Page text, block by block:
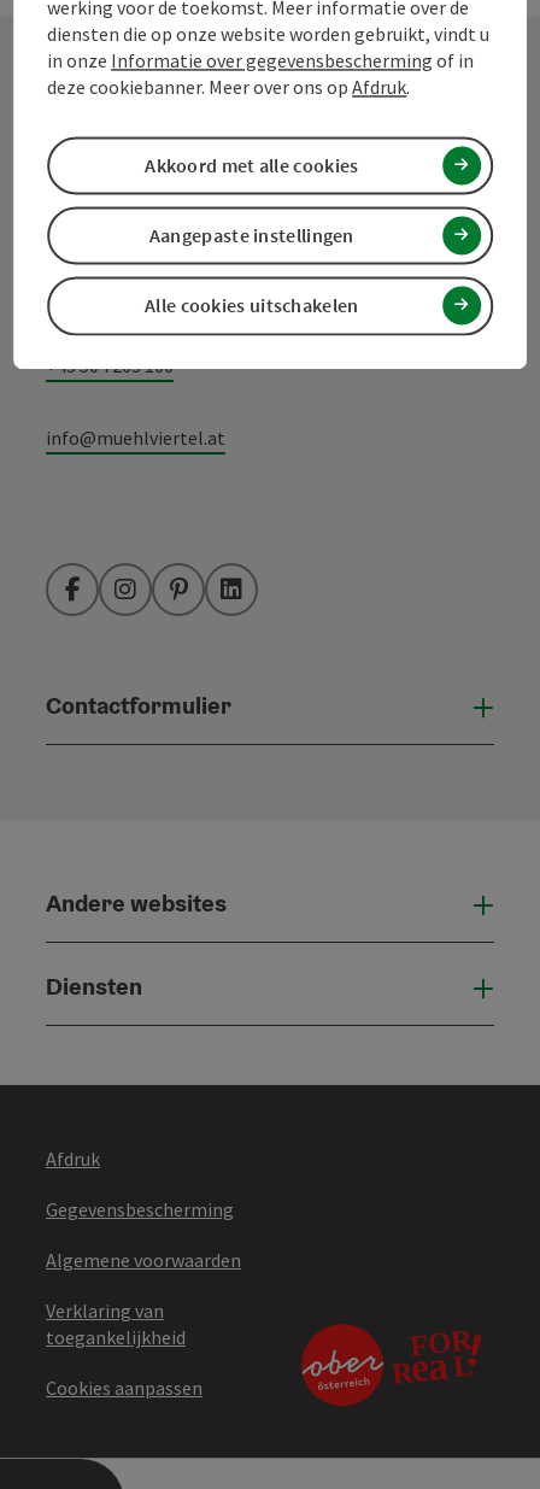
Toerismevereniging Mühlviertel
Hauptplatz 19
4190 Bad Leonfelden
+43 50 7263 100
info@muehlviertel.at
FacebookInstagramPinterestLinkedIn
Contactformulier
Andere websites
Diensten
Afdruk
Gegevensbescherming
Algemene voorwaarden
Verklaring van
toegankelijkheid
Cookies aanpassen
werking voor de toekomst. Meer informatie over de
diensten die op onze website worden gebruikt, vindt u
in onze Informatie over gegevensbescherming of in
deze cookiebanner. Meer over ons opAfdruk.
Alle cookies uitschakelen
Aangepaste instellingen
Akkoord met alle cookies